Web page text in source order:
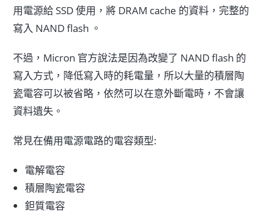
用電源給 SSD 使用，將 DRAM cache 的資料，完整的
寫入 NAND flash 。
不過，Micron 官方說法是因為改變了 NAND flash 的
寫入方式，降低寫入時的耗電量，所以大量的積層陶
瓷電容可以被省略，依然可以在意外斷電時，不會讓
資料遺失。
常見在備用電源電路的電容類型:
電解電容
積層陶瓷電容
鉭質電容